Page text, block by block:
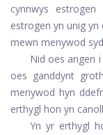
cynnwys
estrogen yn unig
mewn menywod
Nid oes angen
oes ganddynt
menywod hyn
erthygl hon yn
Yn yr erthygl